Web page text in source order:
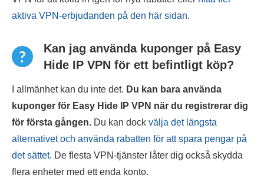
aktiva VPN-erbjudanden på den här sidan.
Kan jag använda kuponger på Easy
Hide IP VPN för ett befintligt köp?
I allmänhet kan du inte det. Du kan bara använda
kuponger för Easy Hide IP VPN när du registrerar dig
för första gången. Du kan dock välja det längsta
alternativet och använda rabatten för att spara pengar på
det sättet. De flesta VPN-tjänster låter dig också skydda
flera enheter med ett enda konto.